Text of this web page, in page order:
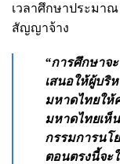
เวลาศึกษาประมา
สัญญาจ้าง
“การศึกษาจ
เสนอให้ผู้บริ
มหาดไทยให้
มหาดไทยเห็
กรรมการนโ
ตอนตรงนี้จะ